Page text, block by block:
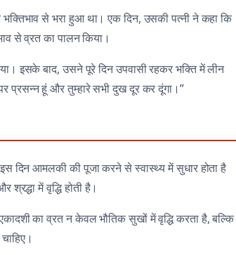
भक्तिभाव से भरा हुआ था। एक दिन, उसकी पत्नी ने कहा कि
से व्रत का पालन किया।
इसके बाद, उसने पूरे दिन उपवासी रहकर भक्ति में लीन
प्रसन्न हूं और तुम्हारे सभी दुख दूर कर दूंगा।”
दिन आमलकी की पूजा करने से स्वास्थ्य में सुधार होता है
में वृद्धि होती है।
का व्रत न केवल भौतिक सुखों में वृद्धि करता है, बल्कि